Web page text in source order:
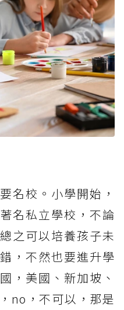
名校。小學開始，
名私立學校，不論
之可以培養孩子未
，不然也要進升學
，美國、新加坡、
no，不可以，那是